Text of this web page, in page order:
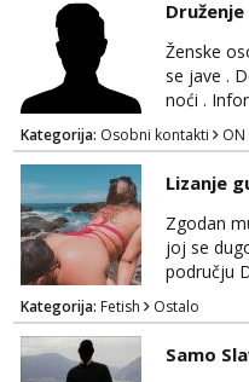
tel:0,93€ -
Vanesa
Razgovaram :)
Tel:064/677-677-
Lili
Čekam tvoj
Tel: 064/677-677
tel:0,93€ -
Ivančica
stanu;
poslije
NE
Druženje
Ženske
se jave .
noći .
mobitela.
Kategorija: Osobni kontakti ON
Lizanje
Zgodan
joj se
području
Kategorija: Fetish Ostalo
Samo